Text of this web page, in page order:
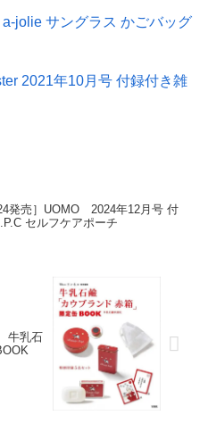
a-jolie サングラス かごバッグ
2021年10月号 付録付き雑
24発売］UOMO 2024年12月号 付
セルフケアポーチ
牛乳石